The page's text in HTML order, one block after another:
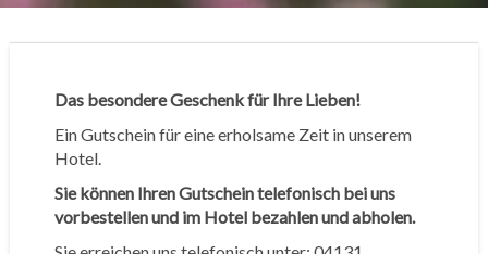
Das besondere Geschenk für Ihre Lieben!
Ein Gutschein für eine erholsame Zeit in unserem
Hotel.
Sie können Ihren Gutschein telefonisch bei uns
vorbestellen und im Hotel bezahlen und abholen.